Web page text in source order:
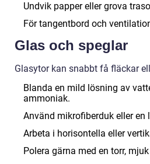
Undvik papper eller grova
För tangentbord och
Glas och speglar
Glasytor kan snabbt få fläckar
Blanda en mild lösning av
ammoniak.
Använd mikrofiberduk eller
Arbeta i horisontella eller
Polera gärna med en torr,